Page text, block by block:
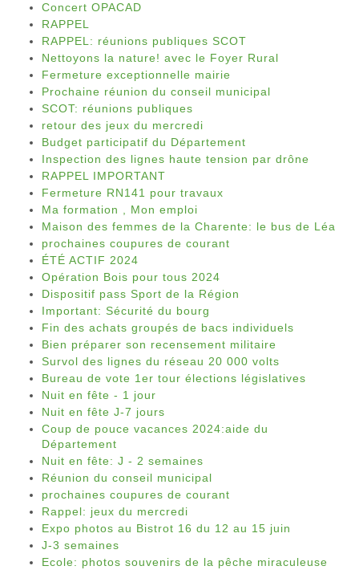
Concert OPACAD
RAPPEL
RAPPEL: réunions publiques SCOT
Nettoyons la nature! avec le Foyer Rural
Fermeture exceptionnelle mairie
Prochaine réunion du conseil municipal
SCOT: réunions publiques
retour des jeux du mercredi
Budget participatif du Département
Inspection des lignes haute tension par drône
RAPPEL IMPORTANT
Fermeture RN141 pour travaux
Ma formation , Mon emploi
Maison des femmes de la Charente: le bus de Léa
prochaines coupures de courant
ÉTÉ ACTIF 2024
Opération Bois pour tous 2024
Dispositif pass Sport de la Région
Important: Sécurité du bourg
Fin des achats groupés de bacs individuels
Bien préparer son recensement militaire
Survol des lignes du réseau 20 000 volts
Bureau de vote 1er tour élections législatives
Nuit en fête - 1 jour
Nuit en fête J-7 jours
Coup de pouce vacances 2024:aide du
Département
Nuit en fête: J - 2 semaines
Réunion du conseil municipal
prochaines coupures de courant
Rappel: jeux du mercredi
Expo photos au Bistrot 16 du 12 au 15 juin
J-3 semaines
Ecole: photos souvenirs de la pêche miraculeuse